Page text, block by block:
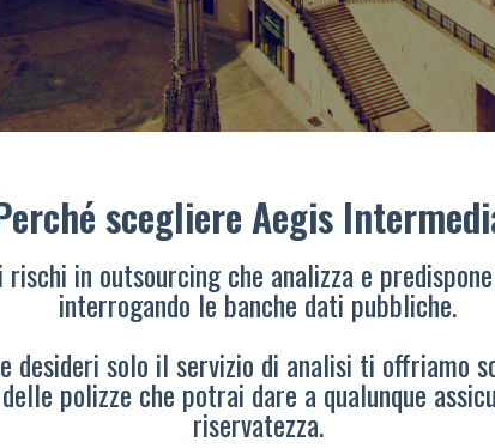
scegliere Aegis
in outsourcing che analizza e
interrogando le banche dati pubbliche.
desideri solo il servizio di analisi ti offriamo
polizze che potrai dare a qualunque
riservatezza.